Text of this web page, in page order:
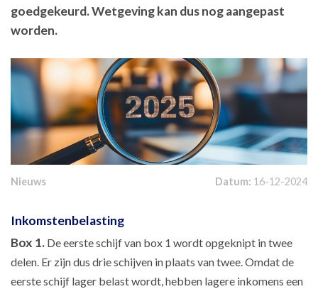
goedgekeurd. Wetgeving kan dus nog aangepast
worden.
Nieuws Datum: 16-12-2024
Inkomstenbelasting
Box 1. De eerste schijf van box 1 wordt opgeknipt in twee
delen. Er zijn dus drie schijven in plaats van twee. Omdat de
eerste schijf lager belast wordt, hebben lagere inkomens een